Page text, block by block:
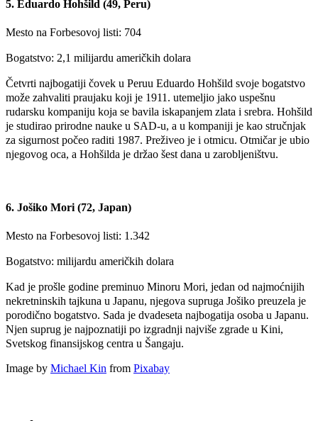
5. Eduardo Hohšild (49, Peru)
Mesto na Forbesovoj listi: 704
Bogatstvo: 2,1 milijardu američkih dolara
Četvrti najbogatiji čovek u Peruu Eduardo Hohšild svoje bogatstvo
može zahvaliti praujaku koji je 1911. utemeljio jako uspešnu
rudarsku kompaniju koja se bavila iskapanjem zlata i srebra. Hohšild
je studirao prirodne nauke u SAD-u, a u kompaniji je kao stručnjak
za sigurnost počeo raditi 1987. Preživeo je i otmicu. Otmičar je ubio
njegovog oca, a Hohšilda je držao šest dana u zarobljeništvu.
6. Jošiko Mori (72, Japan)
Mesto na Forbesovoj listi: 1.342
Bogatstvo: milijardu američkih dolara
Kad je prošle godine preminuo Minoru Mori, jedan od najmoćnijih
nekretninskih tajkuna u Japanu, njegova supruga Jošiko preuzela je
porodično bogatstvo. Sada je dvadeseta najbogatija osoba u Japanu.
Njen suprug je najpoznatiji po izgradnji najviše zgrade u Kini,
Svetskog finansijskog centra u Šangaju.
Image by Michael Kin from Pixabay